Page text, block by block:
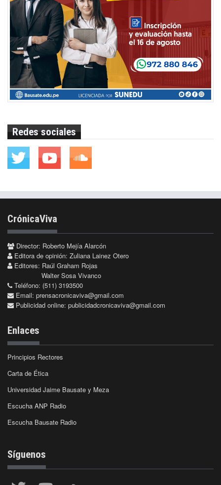
Redes sociales
CrónicaViva
Director: Roberto Mejía Alarcón
Editora de opinión: Zuliana Lainez Otero
Editores: Raúl Graham Rojas
Walter Sosa Vivanco
Teléfono: (511) 3193500
Email: prensacronicaviva@gmail.com
Publicidad online: publicidadcronicaviva@gmail.com
Enlaces
Principios Rectores
Carta de Ética
Universidad Jaime Bausate y Meza
Escucha ANP Radio
Escucha Bausate Radio
Síguenos